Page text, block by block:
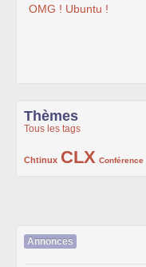
OMG ! Ubuntu !
Thèmes
Tous les tags
Chtinux
222/1002CLX
1002/1002 Conférence
132/1002
119/1002
168/1002
Annonces